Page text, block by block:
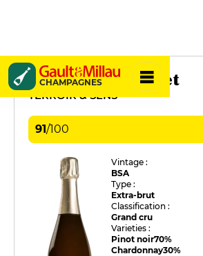
CHAMPAGNES
Penet-Chardonnet
TERROIR & SENS
91/100
Vintage :
BSA
Type :
Extra-brut
Classification :
Grand cru
Varieties :
Pinot noir70%
Chardonnay30%